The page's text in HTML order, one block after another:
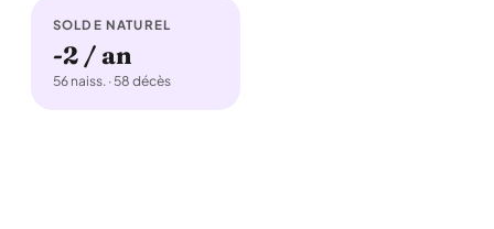
SOLDE NATUREL
-2 / an
56 naiss. · 58 décès